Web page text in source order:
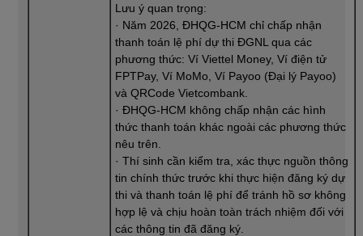
Lưu ý quan trọng:
· Năm 2026, ĐHQG-HCM chỉ chấp nhận
thanh toán lệ phí dự thi ĐGNL qua các
phương thức: Ví Viettel Money, Ví điện tử
FPTPay, Ví MoMo, Ví Payoo (Đại lý Payoo)
và QRCode Vietcombank.
· ĐHQG-HCM không chấp nhận các hình
thức thanh toán khác ngoài các phương thức
nêu trên.
· Thí sinh cần kiểm tra, xác thực nguồn thông
tin chính thức trước khi thực hiện đăng ký dự
thi và thanh toán lệ phí để tránh hồ sơ không
hợp lệ và chịu hoàn toàn trách nhiệm đối với
các thông tin đã đăng ký.